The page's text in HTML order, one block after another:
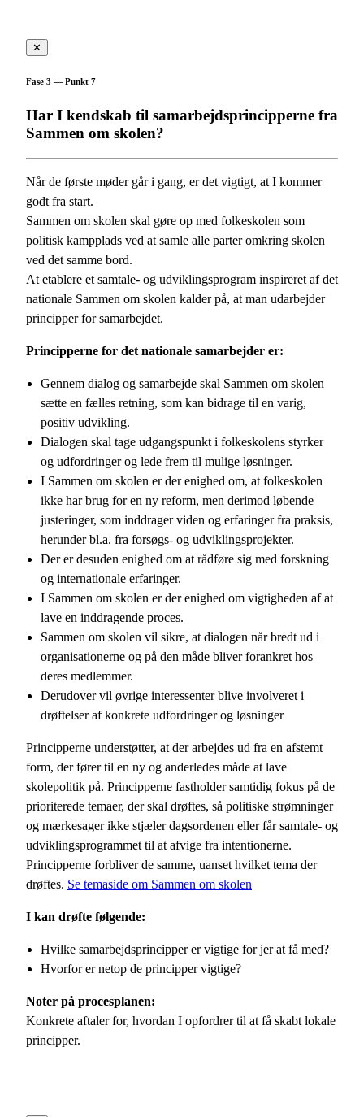
✕
Fase 3 — Punkt 7
Har I kendskab til samarbejdsprincipperne fra
Sammen om skolen?
Når de første møder går i gang, er det vigtigt, at I kommer
godt fra start.
Sammen om skolen skal gøre op med folkeskolen som
politisk kampplads ved at samle alle parter omkring skolen
ved det samme bord.
At etablere et samtale- og udviklingsprogram inspireret af det
nationale Sammen om skolen kalder på, at man udarbejder
principper for samarbejdet.
Principperne for det nationale samarbejder er:
Gennem dialog og samarbejde skal Sammen om skolen
sætte en fælles retning, som kan bidrage til en varig,
positiv udvikling.
Dialogen skal tage udgangspunkt i folkeskolens styrker
og udfordringer og lede frem til mulige løsninger.
I Sammen om skolen er der enighed om, at folkeskolen
ikke har brug for en ny reform, men derimod løbende
justeringer, som inddrager viden og erfaringer fra praksis,
herunder bl.a. fra forsøgs- og udviklingsprojekter.
Der er desuden enighed om at rådføre sig med forskning
og internationale erfaringer.
I Sammen om skolen er der enighed om vigtigheden af at
lave en inddragende proces.
Sammen om skolen vil sikre, at dialogen når bredt ud i
organisationerne og på den måde bliver forankret hos
deres medlemmer.
Derudover vil øvrige interessenter blive involveret i
drøftelser af konkrete udfordringer og løsninger
Principperne understøtter, at der arbejdes ud fra en afstemt
form, der fører til en ny og anderledes måde at lave
skolepolitik på. Principperne fastholder samtidig fokus på de
prioriterede temaer, der skal drøftes, så politiske strømninger
og mærkesager ikke stjæler dagsordenen eller får samtale- og
udviklingsprogrammet til at afvige fra intentionerne.
Principperne forbliver de samme, uanset hvilket tema der
drøftes. Se temaside om Sammen om skolen
I kan drøfte følgende:
Hvilke samarbejdsprincipper er vigtige for jer at få med?
Hvorfor er netop de principper vigtige?
Noter på procesplanen:
Konkrete aftaler for, hvordan I opfordrer til at få skabt lokale
principper.